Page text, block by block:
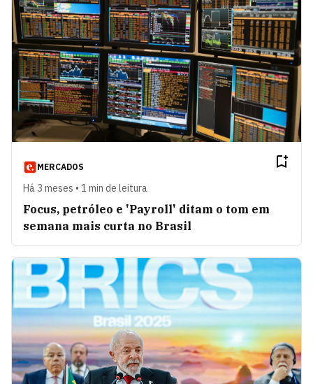
MERCADOS
Há 3 meses • 1 min de leitura
Focus, petróleo e 'Payroll' ditam o tom em
semana mais curta no Brasil